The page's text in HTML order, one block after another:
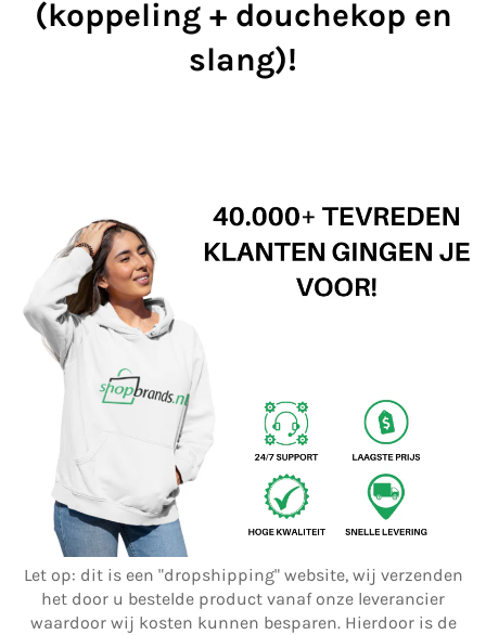
(koppeling + douchekop en
slang)!
Let op: dit is een "dropshipping" website, wij verzenden
het door u bestelde product vanaf onze leverancier
waardoor wij kosten kunnen besparen. Hierdoor is de